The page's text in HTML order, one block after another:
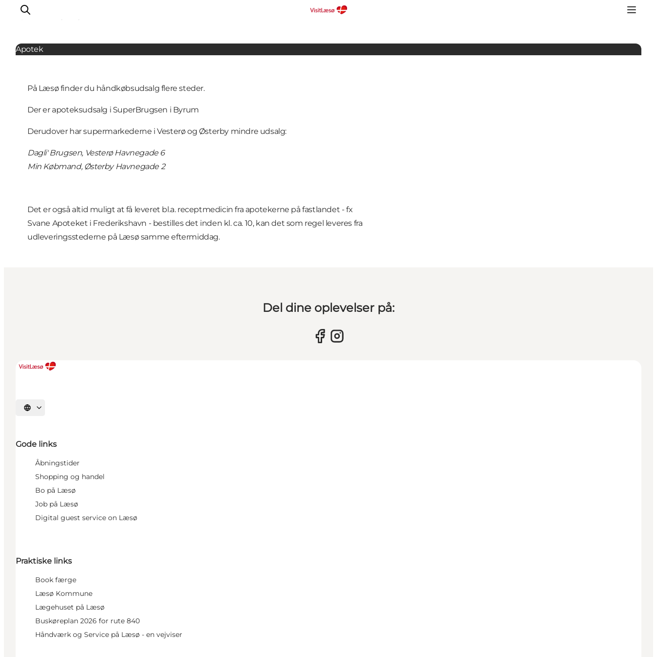
Apoteker og læger
Apotek
På Læsø finder du håndkøbsudsalg flere steder.
Der er apoteksudsalg i SuperBrugsen i Byrum
Derudover har supermarkederne i Vesterø og Østerby mindre udsalg:
Dagli' Brugsen, Vesterø Havnegade 6
Min Købmand, Østerby Havnegade 2
Det er også altid muligt at få leveret bl.a. receptmedicin fra apotekerne på fastlandet - fx
Svane Apoteket i Frederikshavn - bestilles det inden kl. ca. 10, kan det som regel leveres fra
udleveringsstederne på Læsø samme eftermiddag.
Del dine oplevelser på:
Vælg sprog
Gode links
Åbningstider
Shopping og handel
Bo på Læsø
Job på Læsø
Digital guest service on Læsø
Praktiske links
Book færge
Læsø Kommune
Lægehuset på Læsø
Buskøreplan 2026 for rute 840
Håndværk og Service på Læsø - en vejviser